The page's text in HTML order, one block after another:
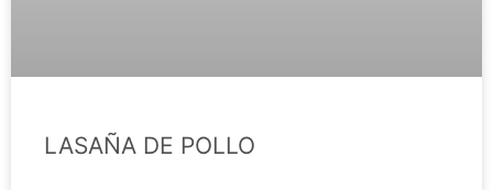
LASAÑA DE POLLO